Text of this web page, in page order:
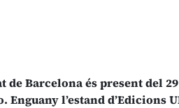
Barcelona és present del
l’estand d’Edicions